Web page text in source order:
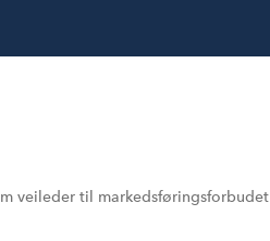
veileder til markedsføringsforbudet